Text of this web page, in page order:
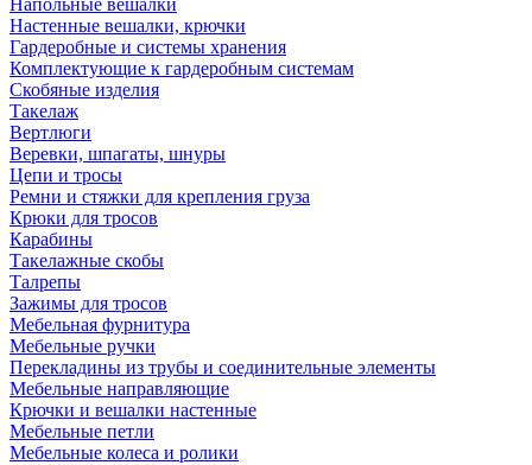
Напольные вешалки
Настенные вешалки, крючки
Гардеробные и системы хранения
Комплектующие к гардеробным системам
Скобяные изделия
Такелаж
Вертлюги
Веревки, шпагаты, шнуры
Цепи и тросы
Ремни и стяжки для крепления груза
Крюки для тросов
Карабины
Такелажные скобы
Талрепы
Зажимы для тросов
Мебельная фурнитура
Мебельные ручки
Перекладины из трубы и соединительные элементы
Мебельные направляющие
Крючки и вешалки настенные
Мебельные петли
Мебельные колеса и ролики